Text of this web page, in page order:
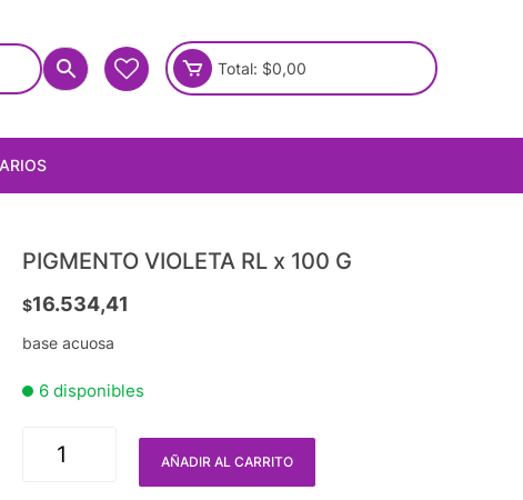
Total: $0,00
PIGMENTO VIOLETA RL x 100 G
$16.534,41
base acuosa
6 disponibles
AÑADIR AL CARRITO